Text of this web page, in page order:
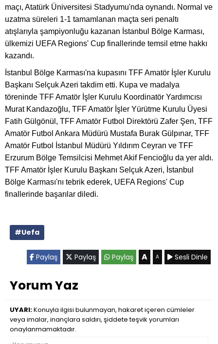
maçı, Atatürk Üniversitesi Stadyumu'nda oynandı. Normal ve
uzatma süreleri 1-1 tamamlanan maçta seri penaltı
atışlarıyla şampiyonluğu kazanan İstanbul Bölge Karması,
ülkemizi UEFA Regions' Cup finallerinde temsil etme hakkı
kazandı.
İstanbul Bölge Karması'na kupasını TFF Amatör İşler Kurulu
Başkanı Selçuk Azeri takdim etti. Kupa ve madalya
töreninde TFF Amatör İşler Kurulu Koordinatör Yardımcısı
Murat Kandazoğlu, TFF Amatör İşler Yürütme Kurulu Üyesi
Fatih Gülgönül, TFF Amatör Futbol Direktörü Zafer Şen, TFF
Amatör Futbol Ankara Müdürü Mustafa Burak Gülpınar, TFF
Amatör Futbol İstanbul Müdürü Yıldırım Ceyran ve TFF
Erzurum Bölge Temsilcisi Mehmet Akif Fencioğlu da yer aldı.
TFF Amatör İşler Kurulu Başkanı Selçuk Azeri, İstanbul
Bölge Karması'nı tebrik ederek, UEFA Regions' Cup
finallerinde başarılar diledi.
#Uefa
Paylaş Paylaş Paylaş A A Sesli Dinle
Yorum Yaz
UYARI:Konuyla ilgisi bulunmayan, hakaret içeren cümleler
veya imalar, inançlara saldırı, şiddete teşvik yorumları
onaylanmamaktadır.